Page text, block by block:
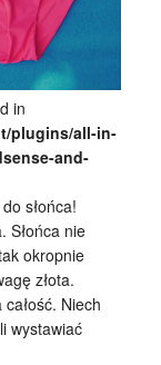
in
plugins/all-in-
and-
słońca!
Słońca nie
okropnie
złota.
Niech
wystawiać